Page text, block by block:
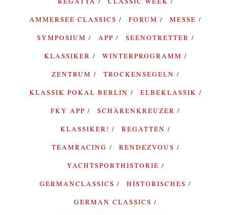
AMMERSEE CLASSICS
FORUM
MESSE
SYMPOSIUM
APP
SEENOTRETTER
KLASSIKER
WINTERPROGRAMM
ZENTRUM
TROCKENSEGELN
KLASSIK POKAL BERLIN
ELBEKLASSIK
FKY APP
SCHÄRENKREUZER
KLASSIKER!
REGATTEN
TEAMRACING
RENDEZVOUS
YACHTSPORTHISTORIE
GERMANCLASSICS
HISTORISCHES
GERMAN CLASSICS